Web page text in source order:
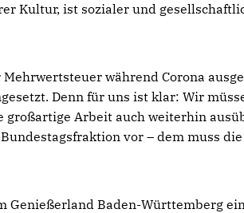
Kultur, ist sozialer und
während Corona
Denn für uns ist klar: Wir
großartige Arbeit auch weiterhin
vor – dem muss
Genießerland Baden-Württemberg